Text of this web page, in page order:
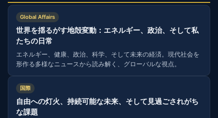
Global Affairs
世界を揺るがす地殻変動：エネルギー、政治、そして私
たちの日常
エネルギー、健康、政治、科学、そして未来の経済。現代社会を
形作る多様なニュースから読み解く、グローバルな視点。
国際
自由への灯火、持続可能な未来、そして見過ごされがち
な課題